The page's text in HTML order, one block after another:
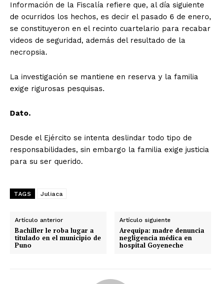
Información de la Fiscalía refiere que, al día siguiente
de ocurridos los hechos, es decir el pasado 6 de enero,
se constituyeron en el recinto cuartelario para recabar
videos de seguridad, además del resultado de la
necropsia.
La investigación se mantiene en reserva y la familia
exige rigurosas pesquisas.
Dato.
Desde el Ejército se intenta deslindar todo tipo de
responsabilidades, sin embargo la familia exige justicia
para su ser querido.
TAGS Juliaca
Artículo anterior
Bachiller le roba lugar a
titulado en el municipio de
Puno
Artículo siguiente
Arequipa: madre denuncia
negligencia médica en
hospital Goyeneche